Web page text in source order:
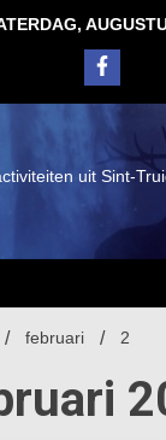
uit Sint-
februari 2